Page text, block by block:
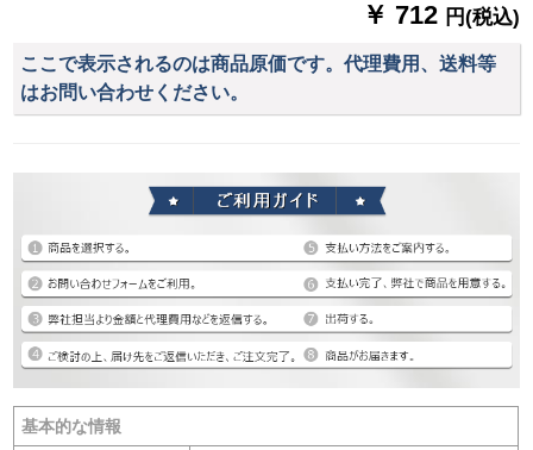
￥ 712 円(税込)
ここで表示されるのは商品原価です。代理費用、送料等
はお問い合わせください。
基本的な情報